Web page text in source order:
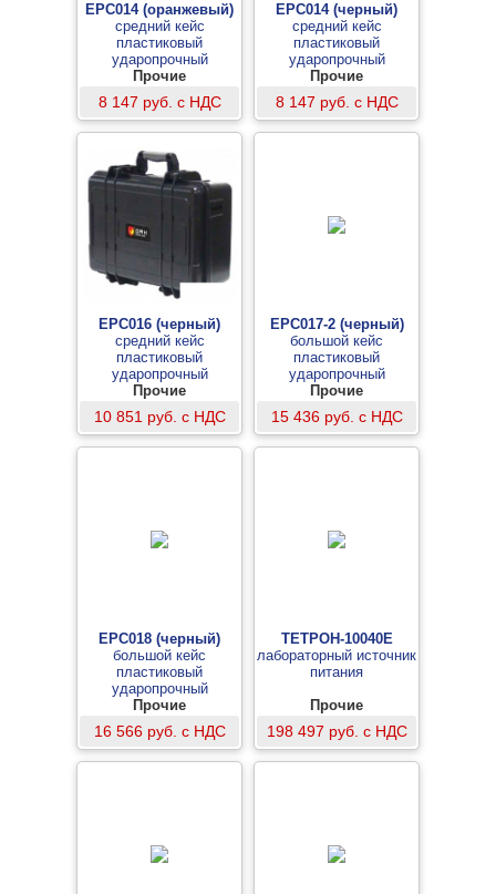
EPC014 (оранжевый)
средний кейс
пластиковый
ударопрочный
герметичный
Прочие
8 147 руб. с НДС
EPC014 (черный)
средний кейс
пластиковый
ударопрочный
герметичный
Прочие
8 147 руб. с НДС
EPC016 (черный)
средний кейс
пластиковый
ударопрочный
герметичный
Прочие
10 851 руб. с НДС
EPC017-2 (черный)
большой кейс
пластиковый
ударопрочный
герметичный
Прочие
15 436 руб. с НДС
EPC018 (черный)
большой кейс
пластиковый
ударопрочный
герметичный
Прочие
16 566 руб. с НДС
ТЕТРОН-10040Е
лабораторный источник
питания
Прочие
198 497 руб. с НДС